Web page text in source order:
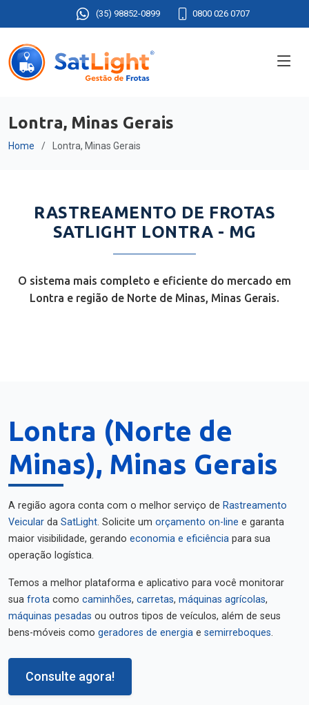
(35) 98852-0899 0800 026 0707
Lontra, Minas Gerais
Home Lontra, Minas Gerais
RASTREAMENTO DE FROTAS
SATLIGHT LONTRA - MG
O sistema mais completo e eficiente do mercado em
Lontra e região de Norte de Minas, Minas Gerais.
Lontra (Norte de
Minas), Minas Gerais
A região agora conta com o melhor serviço de Rastreamento
Veicular da SatLight. Solicite um orçamento on-line e garanta
maior visibilidade, gerando economia e eficiência para sua
operação logística.
Temos a melhor plataforma e aplicativo para você monitorar
sua frota como caminhões, carretas, máquinas agrícolas,
máquinas pesadas ou outros tipos de veículos, além de seus
bens-móveis como geradores de energia e semirreboques.
Consulte agora!